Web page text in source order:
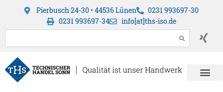
Pierbusch 24-30 • 44536 Lünen
0231 993697-30
0231 993697-34
info[at]ths-iso.de